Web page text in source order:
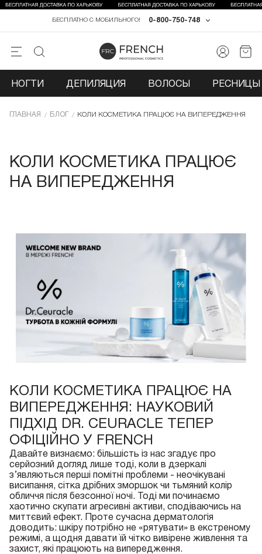
0-800-750-748
БЕСПЛАТНО С МОБИЛЬНОГО!
НОГТИ ДЕПИЛЯЦИЯ ВОЛОСЫ РЕСНИЦЫ
ГЛАВНАЯ БЛОГ КОЛИ КОСМЕТИКА ПРАЦЮЄ НА ВИПЕРЕДЖЕННЯ
КОЛИ КОСМЕТИКА ПРАЦЮЄ
НА ВИПЕРЕДЖЕННЯ
КОЛИ КОСМЕТИКА ПРАЦЮЄ НА
ВИПЕРЕДЖЕННЯ: НАУКОВИЙ
ПІДХІД DR. CEURACLE ТЕПЕР
ОФІЦІЙНО У FRENCH
Давайте визнаємо: більшість із нас згадує про
серйозний догляд лише тоді, коли в дзеркалі
з’являються перші помітні проблеми - неочікувані
висипання, сітка дрібних зморшок чи тьмяний колір
обличчя після безсонної ночі. Тоді ми починаємо
хаотично скупати агресивні активи, сподіваючись на
миттєвий ефект. Проте сучасна дерматологія
доводить: шкіру потрібно не «рятувати» в екстреному
режимі, а щодня давати їй чітко вивірене живлення та
захист, які працюють на випередження.